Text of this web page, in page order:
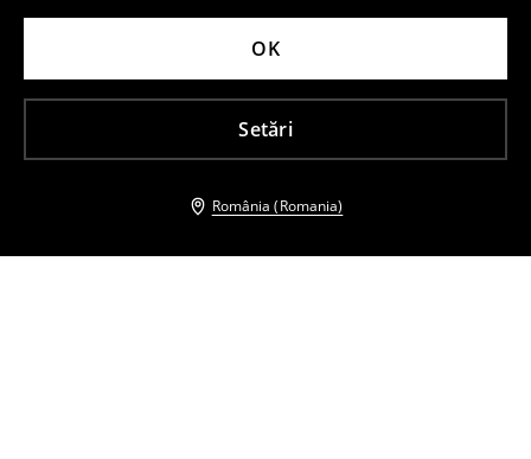
Setări
OK
România (Romania)